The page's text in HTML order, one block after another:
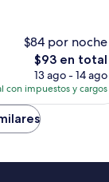
$84 por noche
El
precio
actual
es
de
$93
$93 en total
13 ago - 14 ago
con impuestos y cargos